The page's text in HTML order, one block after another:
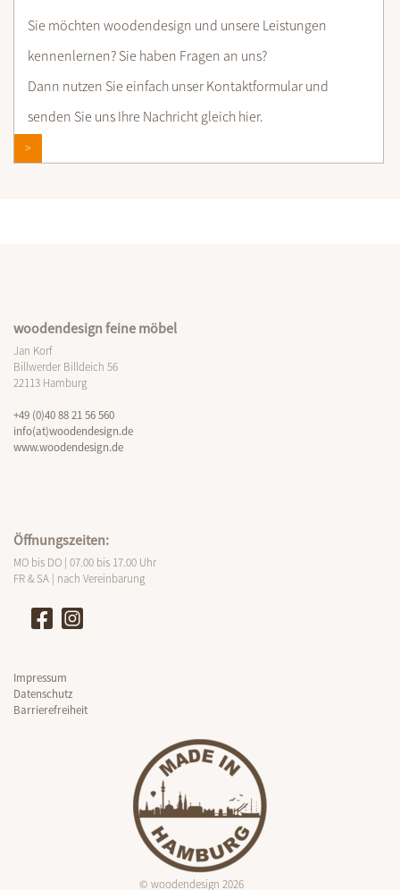
Sie möchten woodendesign und unsere Leistungen
kennenlernen? Sie haben Fragen an uns?
Dann nutzen Sie einfach unser Kontaktformular und
senden Sie uns Ihre Nachricht gleich hier.
>
woodendesign feine möbel
Jan Korf
Billwerder Billdeich 56
22113 Hamburg
+49 (0)40 88 21 56 560
info(at)woodendesign.de
www.woodendesign.de
Öffnungszeiten:
MO bis DO | 07.00 bis 17.00 Uhr
FR & SA | nach Vereinbarung
Impressum
Datenschutz
Barrierefreiheit
© woodendesign 2026